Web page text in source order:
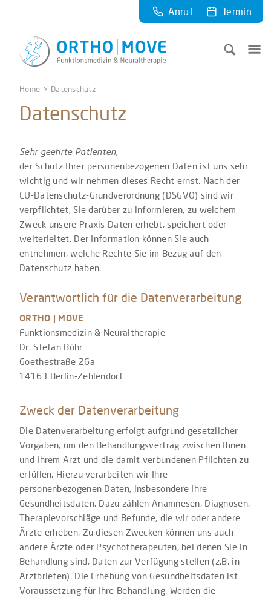
Anruf Termin
Home Datenschutz
Datenschutz
Sehr geehrte Patienten,
der Schutz Ihrer personenbezogenen Daten ist uns sehr
wichtig und wir nehmen dieses Recht ernst. Nach der
EU-Datenschutz-Grundverordnung (DSGVO) sind wir
verpflichtet, Sie darüber zu informieren, zu welchem
Zweck unsere Praxis Daten erhebt, speichert oder
weiterleitet. Der Information können Sie auch
entnehmen, welche Rechte Sie im Bezug auf den
Datenschutz haben.
Verantwortlich für die Datenverarbeitung
ORTHO | MOVE
Funktionsmedizin & Neuraltherapie
Dr. Stefan Böhr
Goethestraße 26a
14163 Berlin-Zehlendorf
Zweck der Datenverarbeitung
Die Datenverarbeitung erfolgt aufgrund gesetzlicher
Vorgaben, um den Behandlungsvertrag zwischen Ihnen
und Ihrem Arzt und die damit verbundenen Pflichten zu
erfüllen. Hierzu verarbeiten wir Ihre
personenbezogenen Daten, insbesondere Ihre
Gesundheitsdaten. Dazu zählen Anamnesen, Diagnosen,
Therapievorschläge und Befunde, die wir oder andere
Ärzte erheben. Zu diesen Zwecken können uns auch
andere Ärzte oder Psychotherapeuten, bei denen Sie in
Behandlung sind, Daten zur Verfügung stellen (z.B. in
Arztbriefen). Die Erhebung von Gesundheitsdaten ist
Voraussetzung für Ihre Behandlung. Werden die